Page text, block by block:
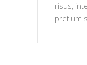
risus,
pretium